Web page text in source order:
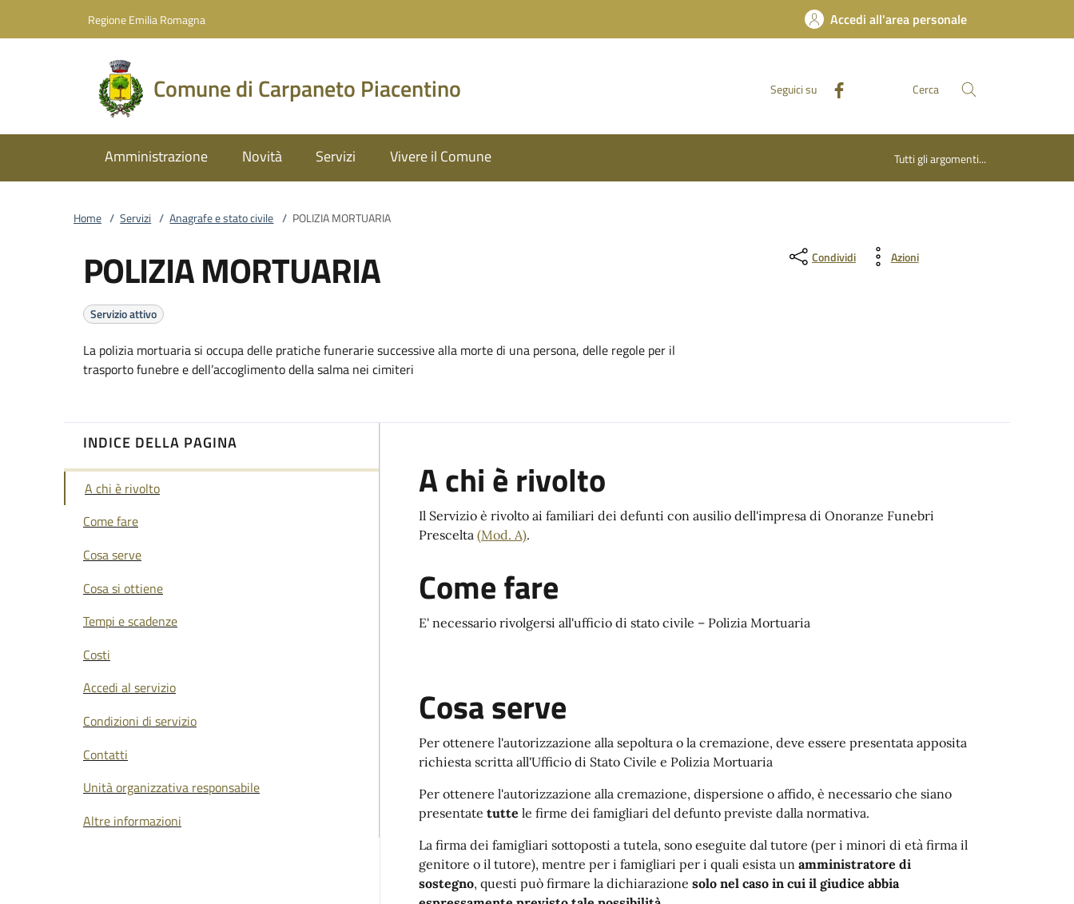
Regione Emilia Romagna Accedi all'area personale
Comune di Carpaneto Piacentino Seguici su Cerca
Amministrazione Novità Servizi Vivere il Comune Tutti gli argomenti...
Home / Servizi / Anagrafe e stato civile / POLIZIA MORTUARIA
POLIZIA MORTUARIA
Servizio attivo
La polizia mortuaria si occupa delle pratiche funerarie successive alla morte di una persona, delle regole per il
trasporto funebre e dell’accoglimento della salma nei cimiteri
Condividi Azioni
INDICE DELLA PAGINA
A chi è rivolto
Come fare
Cosa serve
Cosa si ottiene
Tempi e scadenze
Costi
Accedi al servizio
Condizioni di servizio
Contatti
Unità organizzativa responsabile
Altre informazioni
A chi è rivolto
Il Servizio è rivolto ai familiari dei defunti con ausilio dell'impresa di Onoranze Funebri
Prescelta (Mod. A).
Come fare
E' necessario rivolgersi all'ufficio di stato civile – Polizia Mortuaria
Cosa serve
Per ottenere l'autorizzazione alla sepoltura o la cremazione, deve essere presentata apposita
richiesta scritta all'Ufficio di Stato Civile e Polizia Mortuaria
Per ottenere l'autorizzazione alla cremazione, dispersione o affido, è necessario che siano
presentate tutte le firme dei famigliari del defunto previste dalla normativa.
La firma dei famigliari sottoposti a tutela, sono eseguite dal tutore (per i minori di età firma il
genitore o il tutore), mentre per i famigliari per i quali esista un amministratore di
sostegno, questi può firmare la dichiarazione solo nel caso in cui il giudice abbia